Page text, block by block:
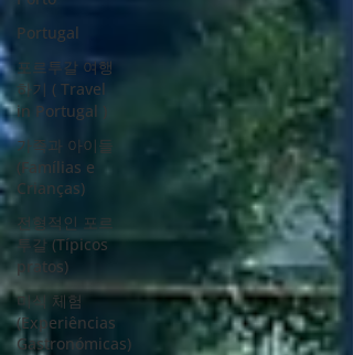
Portugal
포르투갈 여행
하기 ( Travel
in Portugal )
가족과 아이들
(Famílias e
Crianças)
전형적인 포르
투갈 (Típicos
pratos)
미식 체험
(Experiências
Gastronómicas)